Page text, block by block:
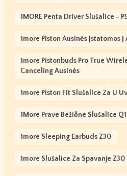
1MORE Penta Driver Slušalice -
1more Piston Ausinės Įstatomos Į
1more Pistonbuds Pro True
Canceling Ausinės
1more Piston Fit Slušalice Za U
1More Prave Bežične Slušalice
1more Sleeping Earbuds Z30
1more Slušalice Za Spavanje Z30